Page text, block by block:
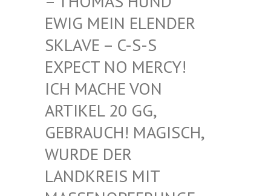
WIG MEIN ELENDER S
KLAVE – C-S-S E
XPECT NO MERCY! I
CH MACHE VON A
RTIKEL 20 GG, G
EBRAUCH! MAGISCH, W
URDE DER L
ANDKREIS MIT M